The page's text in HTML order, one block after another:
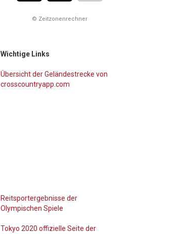
© Zeitzonenrechner
Wichtige Links
Übersicht der Geländestrecke von
crosscountryapp.com
Reitsportergebnisse der
Olympischen Spiele
Tokyo 2020 offizielle Seite der